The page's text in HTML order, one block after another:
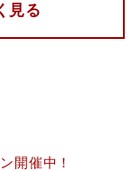
見る
開催中！